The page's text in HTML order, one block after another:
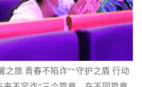
之旅 青春不陷诈”“守护之盾 行动